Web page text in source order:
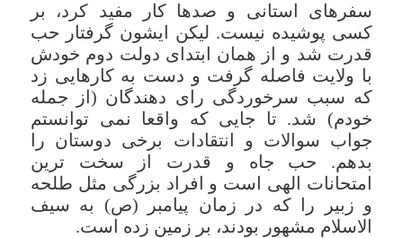
سفرهای استانی و صدها کار مفید کرد، بر
کسی پوشیده نیست. لیکن ایشون گرفتار حب
قدرت شد و از همان ابتدای دولت دوم خودش
با ولایت فاصله گرفت و دست به کارهایی زد
که سبب سرخوردگی رای دهندگان (از جمله
خودم) شد. تا جایی که واقعا نمی توانستم
جواب سوالات و انتقادات برخی دوستان را
بدهم. حب جاه و قدرت از سخت ترین
امتحانات الهی است و افراد بزرگی مثل طلحه
و زبیر را که در زمان پیامبر (ص) به سیف
الاسلام مشهور بودند، بر زمین زده است.